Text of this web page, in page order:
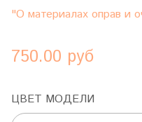
"О материалах оправ и
750.00 руб
ЦВЕТ МОДЕЛИ